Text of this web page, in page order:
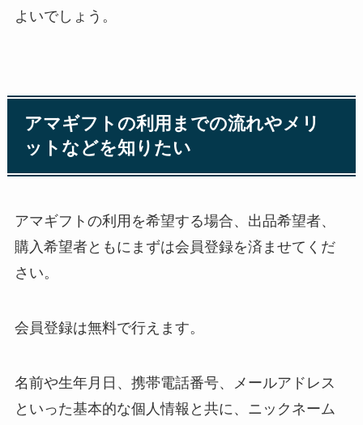
よいでしょう。
アマギフトの利用までの流れやメリ
ットなどを知りたい
アマギフトの利用を希望する場合、出品希望者、
購入希望者ともにまずは会員登録を済ませてくだ
さい。
会員登録は無料で行えます。
名前や生年月日、携帯電話番号、メールアドレス
といった基本的な個人情報と共に、ニックネーム